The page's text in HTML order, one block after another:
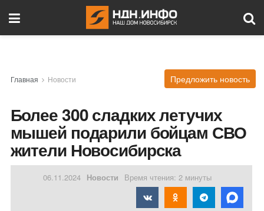
Главная Новости Предложить новость
Более 300 сладких летучих
мышей подарили бойцам СВО
жители Новосибирска
06.11.2024 Новости Время чтения: 2 минуты